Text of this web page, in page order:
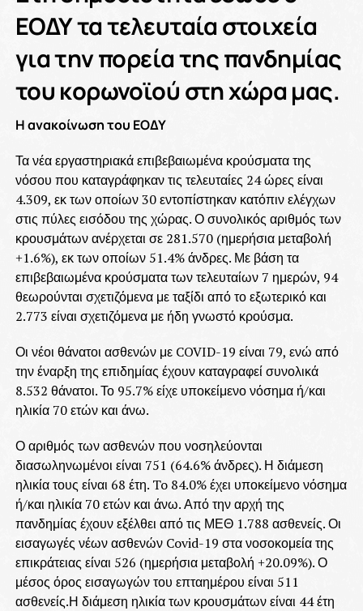
ΕΟΔΥ τα τελευταία στοιχεία
για την πορεία της πανδημίας
του κορωνοϊού στη χώρα μας.
Η ανακοίνωση του ΕΟΔΥ
Τα νέα εργαστηριακά επιβεβαιωμένα κρούσματα της
νόσου που καταγράφηκαν τις τελευταίες 24 ώρες είναι
4.309, εκ των οποίων 30 εντοπίστηκαν κατόπιν ελέγχων
στις πύλες εισόδου της χώρας. Ο συνολικός αριθμός των
κρουσμάτων ανέρχεται σε 281.570 (ημερήσια μεταβολή
+1.6%), εκ των οποίων 51.4% άνδρες. Με βάση τα
επιβεβαιωμένα κρούσματα των τελευταίων 7 ημερών, 94
θεωρούνται σχετιζόμενα με ταξίδι από το εξωτερικό και
2.773 είναι σχετιζόμενα με ήδη γνωστό κρούσμα.
Οι νέοι θάνατοι ασθενών με COVID-19 είναι 79, ενώ από
την έναρξη της επιδημίας έχουν καταγραφεί συνολικά
8.532 θάνατοι. Το 95.7% είχε υποκείμενο νόσημα ή/και
ηλικία 70 ετών και άνω.
Ο αριθμός των ασθενών που νοσηλεύονται
διασωληνωμένοι είναι 751 (64.6% άνδρες). Η διάμεση
ηλικία τους είναι 68 έτη. To 84.0% έχει υποκείμενο νόσημα
ή/και ηλικία 70 ετών και άνω. Από την αρχή της
πανδημίας έχουν εξέλθει από τις ΜΕΘ 1.788 ασθενείς. Οι
εισαγωγές νέων ασθενών Covid-19 στα νοσοκομεία της
επικράτειας είναι 526 (ημερήσια μεταβολή +20.09%). Ο
μέσος όρος εισαγωγών του επταημέρου είναι 511
ασθενείς.Η διάμεση ηλικία των κρουσμάτων είναι 44 έτη